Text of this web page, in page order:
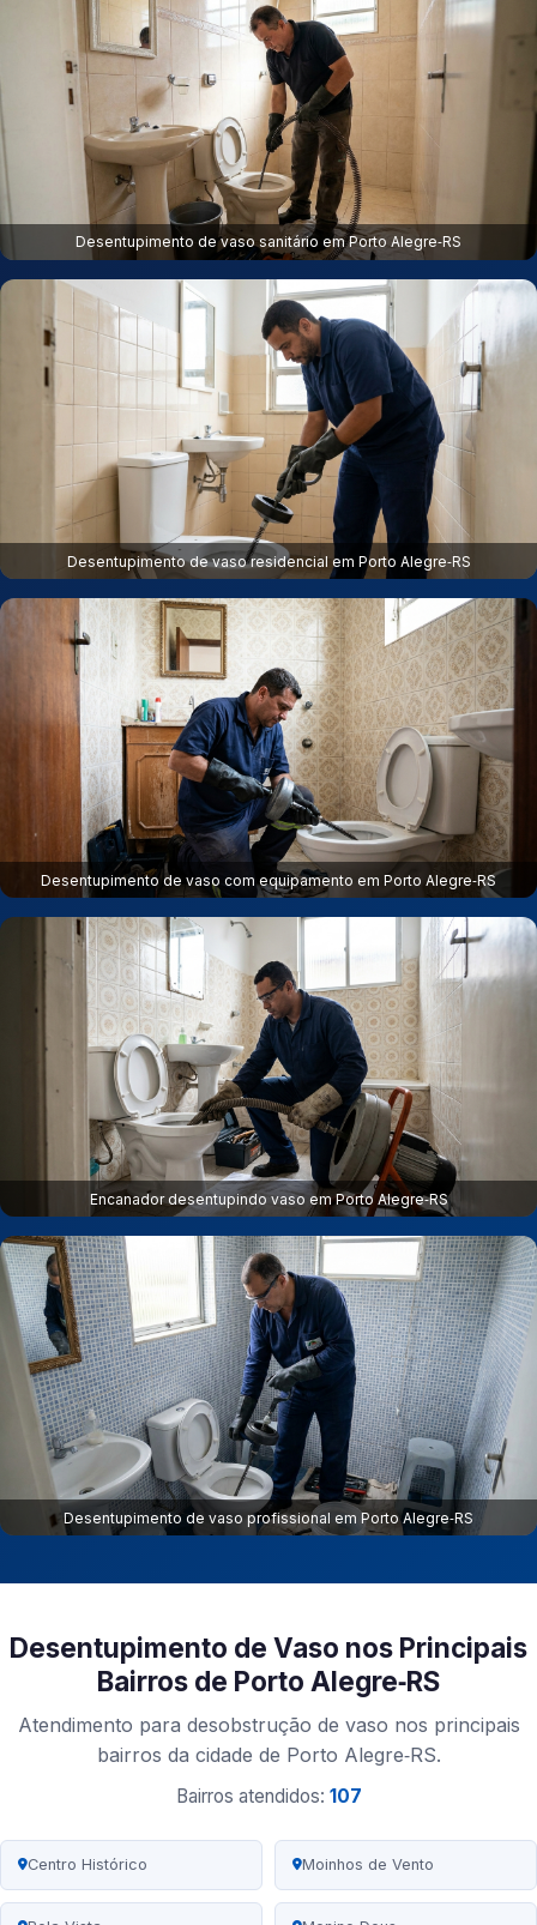
Desentupimento de vaso sanitário em Porto Alegre‑RS
Desentupimento de vaso residencial em Porto Alegre‑RS
Desentupimento de vaso com equipamento em Porto Alegre‑RS
Encanador desentupindo vaso em Porto Alegre‑RS
Desentupimento de vaso profissional em Porto Alegre‑RS
Desentupimento de Vaso nos Principais
Bairros de Porto Alegre‑RS
Atendimento para desobstrução de vaso nos principais
bairros da cidade de Porto Alegre‑RS.
Bairros atendidos: 107
Centro Histórico Moinhos de Vento